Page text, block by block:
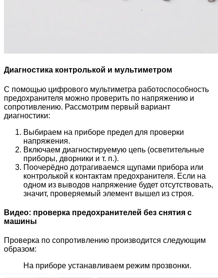
Диагностика контролькой и мультиметром
С помощью цифрового мультиметра работоспособность
предохранителя можно проверить по напряжению и
сопротивлению. Рассмотрим первый вариант
диагностики:
Выбираем на приборе предел для проверки
напряжения.
Включаем диагностируемую цепь (осветительные
приборы, дворники и т. п.).
Поочерёдно дотрагиваемся щупами прибора или
контролькой к контактам предохранителя. Если на
одном из выводов напряжение будет отсутствовать,
значит, проверяемый элемент вышел из строя.
Видео: проверка предохранителей без снятия с
машины
Проверка по сопротивлению производится следующим
образом:
На приборе устанавливаем режим прозвонки.